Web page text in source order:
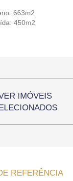
663m2
450m2
IMÓVEIS
REFERÊNCIA